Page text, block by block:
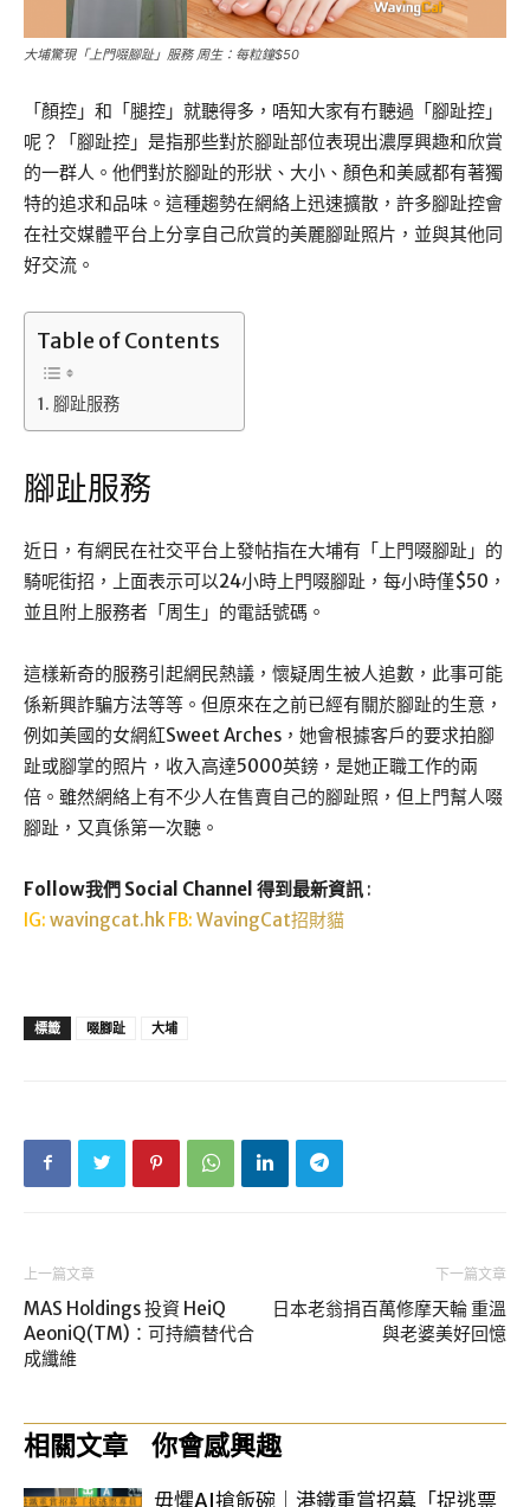
大埔驚現「上門啜腳趾」服務 周生：每粒鐘$50
「顏控」和「腿控」就聽得多，唔知大家有冇聽過「腳趾控」
呢？「腳趾控」是指那些對於腳趾部位表現出濃厚興趣和欣賞
的一群人。他們對於腳趾的形狀、大小、顏色和美感都有著獨
特的追求和品味。這種趨勢在網絡上迅速擴散，許多腳趾控會
在社交媒體平台上分享自己欣賞的美麗腳趾照片，並與其他同
好交流。
Table of Contents
腳趾服務
腳趾服務
近日，有網民在社交平台上發帖指在大埔有「上門啜腳趾」的
騎呢街招，上面表示可以24小時上門啜腳趾，每小時僅$50，
並且附上服務者「周生」的電話號碼。
這樣新奇的服務引起網民熱議，懷疑周生被人追數，此事可能
係新興詐騙方法等等。但原來在之前已經有關於腳趾的生意，
例如美國的女網紅Sweet Arches，她會根據客戶的要求拍腳
趾或腳掌的照片，收入高達5000英鎊，是她正職工作的兩
倍。雖然網絡上有不少人在售賣自己的腳趾照，但上門幫人啜
腳趾，又真係第一次聽。
Follow我們 Social Channel 得到最新資訊 :
IG: wavingcat.hk FB: WavingCat招財貓
標籤 啜腳趾 大埔
上一篇文章
MAS Holdings 投資 HeiQ
AeoniQ(TM)：可持續替代合
成纖維
下一篇文章
日本老翁捐百萬修摩天輪 重溫
與老婆美好回憶
相關文章 你會感興趣
毋懼AI搶飯碗｜港鐵重賞招募「捉逃票